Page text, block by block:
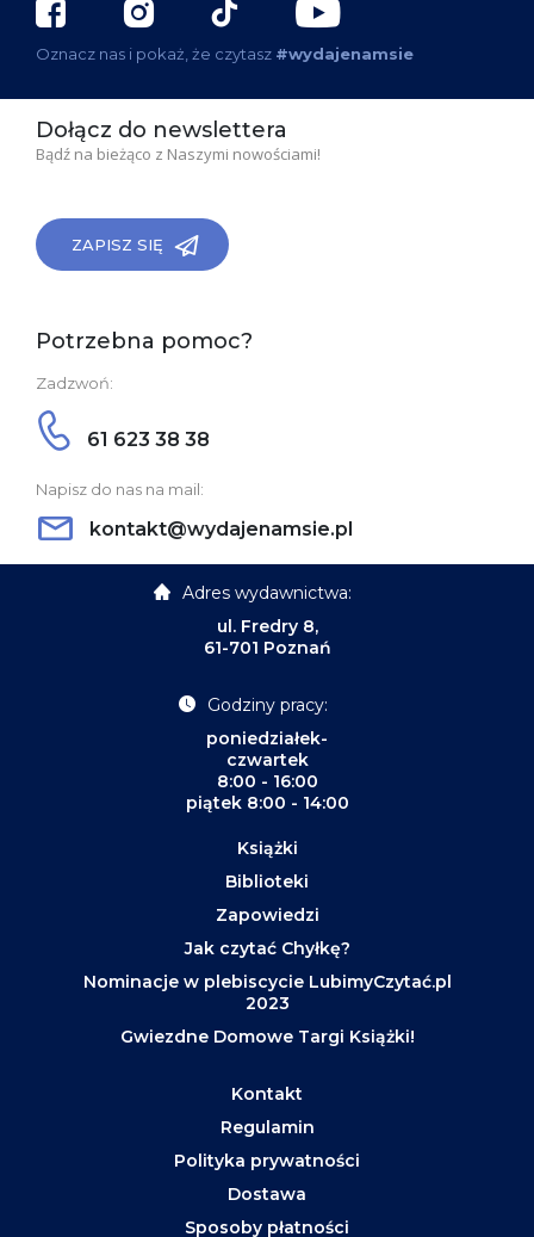
Oznacz nas i pokaż, że czytasz #wydajenamsie
Dołącz do newslettera
Bądź na bieżąco z Naszymi nowościami!
ZAPISZ SIĘ
Potrzebna pomoc?
Zadzwoń:
61 623 38 38
Napisz do nas na mail:
kontakt@wydajenamsie.pl
Adres wydawnictwa:
ul. Fredry 8,
61-701 Poznań
Godziny pracy:
poniedziałek-
czwartek
8:00 - 16:00
piątek 8:00 - 14:00
Książki
Biblioteki
Zapowiedzi
Jak czytać Chyłkę?
Nominacje w plebiscycie LubimyCzytać.pl
2023
Gwiezdne Domowe Targi Książki!
Kontakt
Regulamin
Polityka prywatności
Dostawa
Sposoby płatności